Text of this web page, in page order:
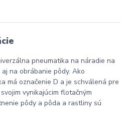
pneumatika na náradie na
na obrábanie pôdy. Ako
má označenie D a je schválená pre
vynikajúcim flotačným
pôdy a pôda a rastliny sú